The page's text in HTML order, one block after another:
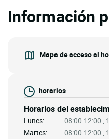
Información
Mapa de acceso al
horarios
Horarios del
Lunes:
08:00-12:00 ,
Martes:
08:00-12:00 ,